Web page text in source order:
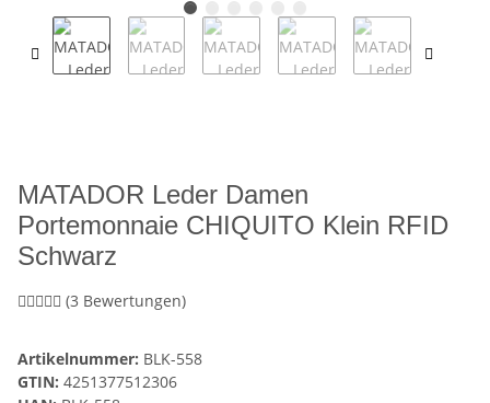
MATADOR Leder Damen
Portemonnaie CHIQUITO Klein RFID
Schwarz
(3 Bewertungen)
Artikelnummer: BLK-558
GTIN: 4251377512306